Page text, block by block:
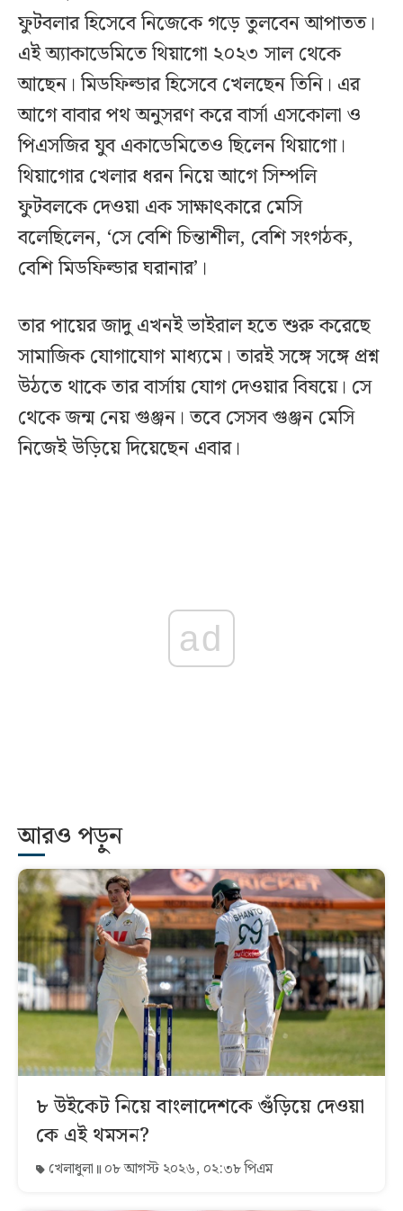
ফুটবলার হিসেবে নিজেকে গড়ে তুলবেন আপাতত।
এই অ্যাকাডেমিতে থিয়াগো ২০২৩ সাল থেকে
আছেন। মিডফিল্ডার হিসেবে খেলছেন তিনি। এর
আগে বাবার পথ অনুসরণ করে বার্সা এসকোলা ও
পিএসজির যুব একাডেমিতেও ছিলেন থিয়াগো।
থিয়াগোর খেলার ধরন নিয়ে আগে সিম্পলি
ফুটবলকে দেওয়া এক সাক্ষাৎকারে মেসি
বলেছিলেন, ‘সে বেশি চিন্তাশীল, বেশি সংগঠক,
বেশি মিডফিল্ডার ঘরানার’।
তার পায়ের জাদু এখনই ভাইরাল হতে শুরু করেছে
সামাজিক যোগাযোগ মাধ্যমে। তারই সঙ্গে সঙ্গে প্রশ্ন
উঠতে থাকে তার বার্সায় যোগ দেওয়ার বিষয়ে। সে
থেকে জন্ম নেয় গুঞ্জন। তবে সেসব গুঞ্জন মেসি
নিজেই উড়িয়ে দিয়েছেন এবার।
ad
আরও পড়ুন
৮ উইকেট নিয়ে বাংলাদেশকে গুঁড়িয়ে দেওয়া
কে এই থমসন?
খেলাধুলা ০৮ আগস্ট ২০২৬, ০২:৩৮ পিএম